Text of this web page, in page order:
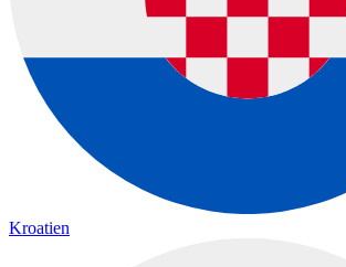
Kroatien